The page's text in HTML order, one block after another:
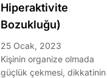
Hiperaktivite
Bozukluğu)
25 Ocak, 2023
Kişinin organize olmada
güçlük çekmesi, dikkatinin